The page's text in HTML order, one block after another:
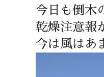
今日も倒木
乾燥注意報
今は風はあ